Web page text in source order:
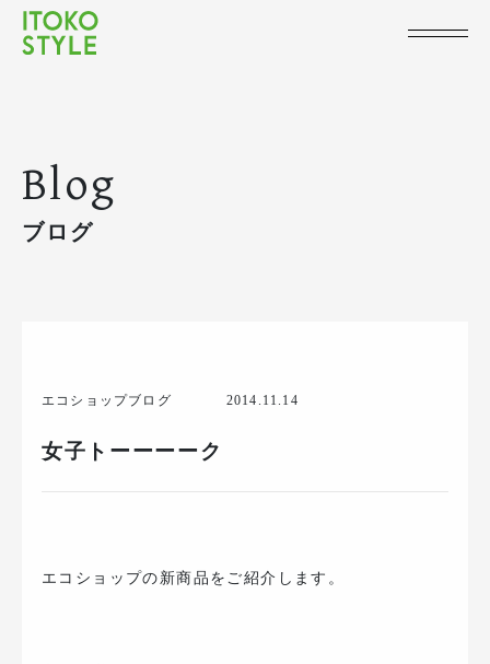
Blog
ブログ
エコショップブログ 2014.11.14
女子トーーーーク
エコショップの新商品をご紹介します。